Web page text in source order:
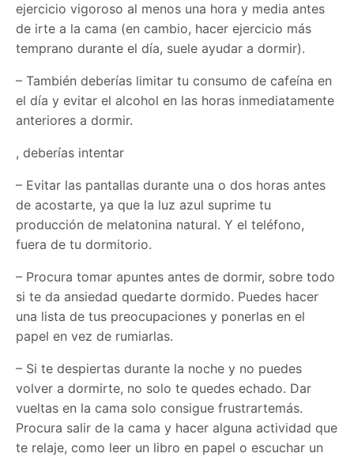
ejercicio vigoroso al menos una hora y media antes
de irte a la cama (en cambio, hacer ejercicio más
temprano durante el día, suele ayudar a dormir).
– También deberías limitar tu consumo de cafeína en
el día y evitar el alcohol en las horas inmediatamente
anteriores a dormir.
, deberías intentar
– Evitar las pantallas durante una o dos horas antes
de acostarte, ya que la luz azul suprime tu
producción de melatonina natural. Y el teléfono,
fuera de tu dormitorio.
– Procura tomar apuntes antes de dormir, sobre todo
si te da ansiedad quedarte dormido. Puedes hacer
una lista de tus preocupaciones y ponerlas en el
papel en vez de rumiarlas.
– Si te despiertas durante la noche y no puedes
volver a dormirte, no solo te quedes echado. Dar
vueltas en la cama solo consigue frustrartemás.
Procura salir de la cama y hacer alguna actividad que
te relaje, como leer un libro en papel o escuchar un